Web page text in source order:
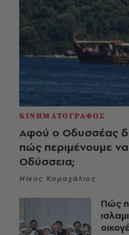
ΚΙΝΗΜΑΤΟΓΡΑΦΟΣ
Αφού ο Οδυσσέας
πώς περιμένουμε να
Οδύσσεια;
Νίκος Καραχάλιος
Πώς